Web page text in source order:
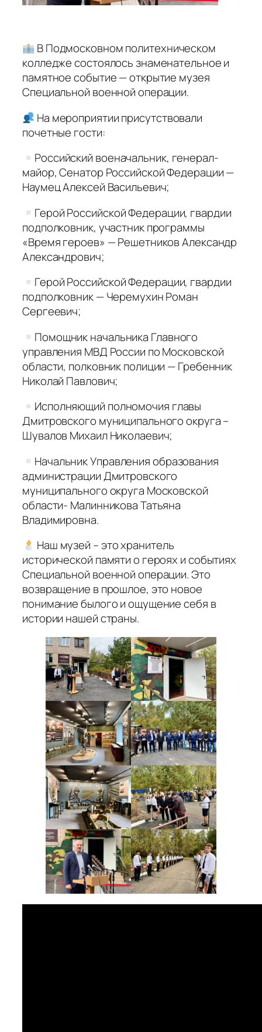
В Подмосковном политехническом
колледже состоялось знаменательное и
памятное событие — открытие музея
Специальной военной операции.
На мероприятии присутствовали
почетные гости:
Российский военачальник, генерал-
майор, Сенатор Российской Федерации —
Наумец Алексей Васильевич;
Герой Российской Федерации, гвардии
подполковник, участник программы
«Время героев» — Решетников Александр
Александрович;
Герой Российской Федерации, гвардии
подполковник — Черемухин Роман
Сергеевич;
Помощник начальника Главного
управления МВД России по Московской
области, полковник полиции — Гребенник
Николай Павлович;
Исполняющий полномочия главы
Дмитровского муниципального округа –
Шувалов Михаил Николаевич;
Начальник Управления образования
администрации Дмитровского
муниципального округа Московской
области- Малинникова Татьяна
Владимировна.
Наш музей – это хранитель
исторической памяти о героях и событиях
Специальной военной операции. Это
возвращение в прошлое, это новое
понимание былого и ощущение себя в
истории нашей страны.